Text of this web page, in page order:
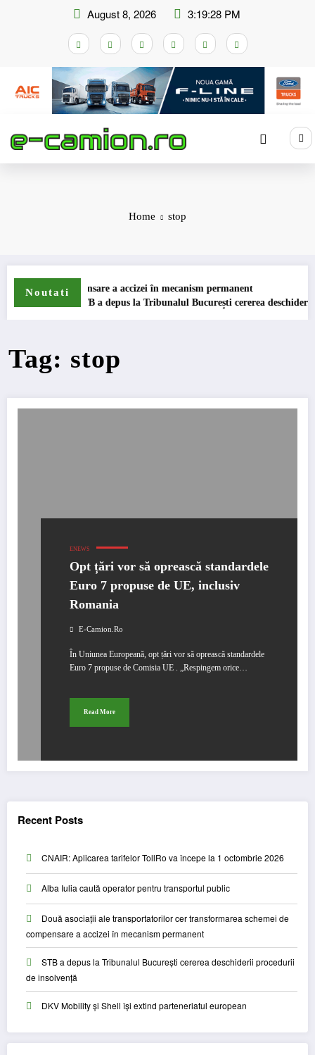
August 8, 2026 3:19:29 PM
Home stop
Noutati
de compensare a accizei în mecanism permanent
STB a depus la Tribunalul București cererea deschiderii
Tag: stop
ENEWS
Opt țări vor să oprească standardele
Euro 7 propuse de UE, inclusiv
Romania
E-Camion.ro
În Uniunea Europeană, opt țări vor să oprească standardele
Euro 7 propuse de Comisia UE . „Respingem orice…
Read More
Recent Posts
CNAIR: Aplicarea tarifelor TollRo va începe la 1 octombrie 2026
Alba Iulia caută operator pentru transportul public
Două asociații ale transportatorilor cer transformarea schemei de
compensare a accizei în mecanism permanent
STB a depus la Tribunalul București cererea deschiderii procedurii
de insolvență
DKV Mobility și Shell își extind parteneriatul european